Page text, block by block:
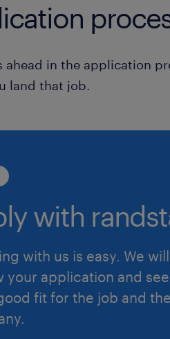
ahead in the application
land that job.
with
with us is easy. We will
your application and
fit for the job and the